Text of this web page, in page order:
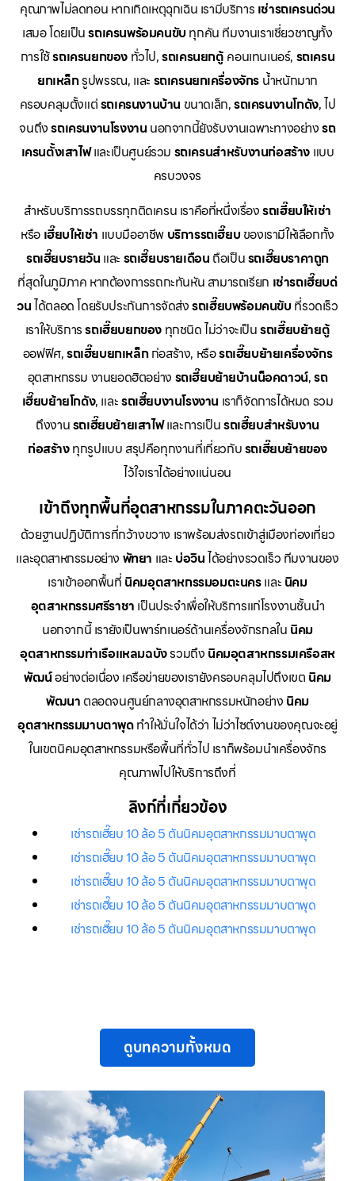
คุณภาพไม่ลดทอน หากเกิดเหตุฉุกเฉิน เรามีบริการ เช่ารถเครนด่วน
เสมอ โดยเป็นรถเครนพร้อมคนขับ ทุกคัน ทีมงานเราเชี่ยวชาญทั้ง
การใช้รถเครนยกของ ทั่วไป,รถเครนยกตู้ คอนเทนเนอร์, รถเครน
ยกเหล็กรูปพรรณ, และ รถเครนยกเครื่องจักร น้ำหนักมาก
ครอบคลุมตั้งแต่รถเครนงานบ้าน ขนาดเล็ก,รถเครนงานโกดัง, ไป
จนถึงรถเครนงานโรงงาน นอกจากนี้ยังรับงานเฉพาะทางอย่างรถ
เครนตั้งเสาไฟและเป็นศูนย์รวม รถเครนสำหรับงานก่อสร้าง แบบ
ครบวงจร
สำหรับบริการรถบรรทุกติดเครน เราคือที่หนึ่งเรื่องรถเฮี๊ยบให้เช่า
หรือ เฮี๊ยบให้เช่า แบบมืออาชีพ บริการรถเฮี๊ยบ ของเรามีให้เลือกทั้ง
รถเฮี๊ยบรายวัน และ รถเฮี๊ยบรายเดือน ถือเป็นรถเฮี๊ยบราคาถูก
ที่สุดในภูมิภาค หากต้องการรถกะทันหัน สามารถเรียก เช่ารถเฮี๊ยบด่
วนได้ตลอด โดยรับประกันการจัดส่งรถเฮี๊ยบพร้อมคนขับ ที่รวดเร็ว
เราให้บริการรถเฮี๊ยบยกของ ทุกชนิด ไม่ว่าจะเป็นรถเฮี๊ยบย้ายตู้
ออฟฟิศ,รถเฮี๊ยบยกเหล็กก่อสร้าง, หรือรถเฮี๊ยบย้ายเครื่องจักร
อุตสาหกรรม งานยอดฮิตอย่าง รถเฮี๊ยบย้ายบ้านน็อคดาวน์,รถ
เฮี๊ยบย้ายโกดัง, และรถเฮี๊ยบงานโรงงาน เราก็จัดการได้หมด รวม
ถึงงานรถเฮี๊ยบย้ายเสาไฟและการเป็นรถเฮี๊ยบสำหรับงาน
ก่อสร้างทุกรูปแบบ สรุปคือทุกงานที่เกี่ยวกับรถเฮี๊ยบย้ายของ
ไว้ใจเราได้อย่างแน่นอน
เข้าถึงทุกพื้นที่อุตสาหกรรมในภาคตะวันออก
ด้วยฐานปฏิบัติการที่กว้างขวาง เราพร้อมส่งรถเข้าสู่เมืองท่องเที่ยว
และอุตสาหกรรมอย่าง พัทยา และ บ่อวินได้อย่างรวดเร็ว ทีมงานของ
เราเข้าออกพื้นที่ นิคมอุตสาหกรรมอมตะนครและ นิคม
อุตสาหกรรมศรีราชา เป็นประจำเพื่อให้บริการแก่โรงงานชั้นนำ
นอกจากนี้ เรายังเป็นพาร์ทเนอร์ด้านเครื่องจักรกลใน นิคม
อุตสาหกรรมท่าเรือแหลมฉบังรวมถึง นิคมอุตสาหกรรมเครือสห
พัฒน์อย่างต่อเนื่อง เครือข่ายของเรายังครอบคลุมไปถึงเขต นิคม
พัฒนา ตลอดจนศูนย์กลางอุตสาหกรรมหนักอย่าง นิคม
อุตสาหกรรมมาบตาพุดทำให้มั่นใจได้ว่า ไม่ว่าไซต์งานของคุณจะอยู่
ในเขตนิคมอุตสาหกรรมหรือพื้นที่ทั่วไป เราก็พร้อมนำเครื่องจักร
คุณภาพไปให้บริการถึงที่
ลิงก์ที่เกี่ยวข้อง
เช่ารถเฮี๊ยบ 10 ล้อ 5 ตันนิคมอุตสาหกรรมมาบตาพุด
เช่ารถเฮี๊ยบ 10 ล้อ 5 ตันนิคมอุตสาหกรรมมาบตาพุด
เช่ารถเฮี๊ยบ 10 ล้อ 5 ตันนิคมอุตสาหกรรมมาบตาพุด
เช่ารถเฮี๊ยบ 10 ล้อ 5 ตันนิคมอุตสาหกรรมมาบตาพุด
เช่ารถเฮี๊ยบ 10 ล้อ 5 ตันนิคมอุตสาหกรรมมาบตาพุด
ดูบทความทั้งหมด